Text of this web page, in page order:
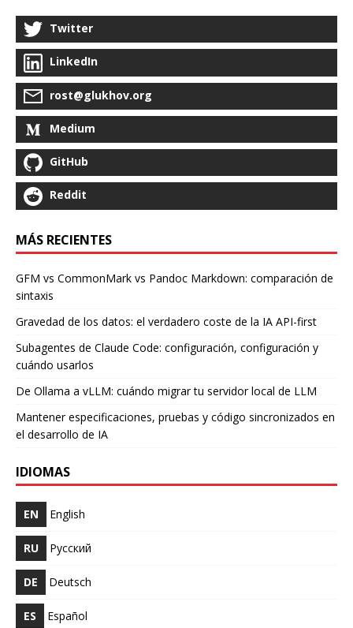
Twitter
LinkedIn
rost@glukhov.org
Medium
GitHub
Reddit
MÁS RECIENTES
GFM vs CommonMark vs Pandoc Markdown: comparación de
sintaxis
Gravedad de los datos: el verdadero coste de la IA API-first
Subagentes de Claude Code: configuración, configuración y
cuándo usarlos
De Ollama a vLLM: cuándo migrar tu servidor local de LLM
Mantener especificaciones, pruebas y código sincronizados en
el desarrollo de IA
IDIOMAS
EN English
RU Русский
DE Deutsch
ES Español